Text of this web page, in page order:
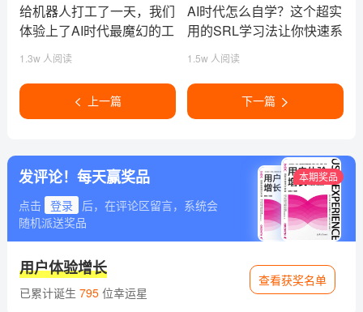
给机器人打工了一天，我们
体验上了AI时代最魔幻的工
1.3w 人阅读
上一篇
AI时代怎么自学？这个超实
用的SRL学习法让你快速系
统掌握！
1.5w 人阅读
下一篇
发评论！每天赢奖品
点击 登录
后，在评论区留言，系统会
随机派送奖品
本期奖品
用户体验增长
已累计诞生 795位幸运星
查看获奖名单